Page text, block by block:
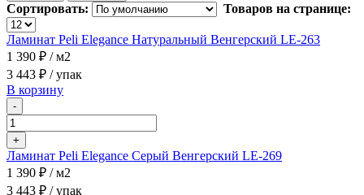
Сортировать: Товаров на странице:
Ламинат Peli Elegance Натуральный Венгерский LE-263
1 390 ₽ / м2
3 443 ₽ / упак
В корзину
-
+
Ламинат Peli Elegance Серый Венгерский LE-269
1 390 ₽ / м2
3 443 ₽ / упак